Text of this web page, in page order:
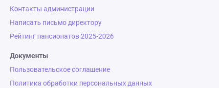
Контакты администрации
Написать письмо директору
Рейтинг пансионатов 2025-2026
Документы
Пользовательское соглашение
Политика обработки персональных данных